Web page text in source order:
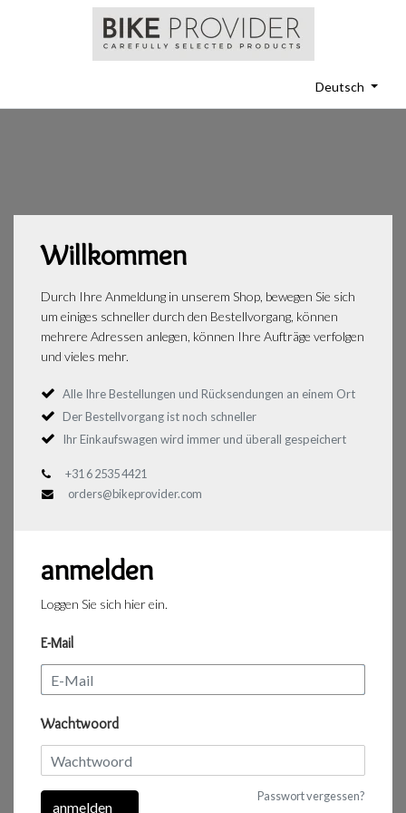
Deutsch
Willkommen
Durch Ihre Anmeldung in unserem Shop, bewegen Sie sich
um einiges schneller durch den Bestellvorgang, können
mehrere Adressen anlegen, können Ihre Aufträge verfolgen
und vieles mehr.
Alle Ihre Bestellungen und Rücksendungen an einem Ort
Der Bestellvorgang ist noch schneller
Ihr Einkaufswagen wird immer und überall gespeichert
+31 6 2535 4421
orders@bikeprovider.com
anmelden
Loggen Sie sich hier ein.
E-Mail
Wachtwoord
Passwort vergessen?
anmelden